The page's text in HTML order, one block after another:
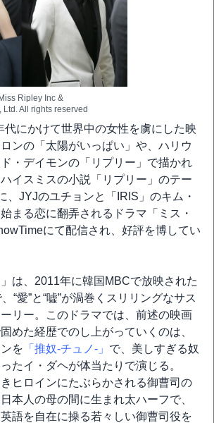
Ripley Inc &
All rights reserved
代にかけて世界中の女性を虜にした映
ンの「太陽がいっぱい」や、ハリウ
・デイモンの「リプリー」で描かれ
イスミスの小説「リプリー」のテー
、JYJのユチョンと「IRIS」のキム・
まる恋に翻弄されるドラマ「ミス・
にて配信され、好評を博してい
」は、2011年に韓国MBCで放映された
“愛”と“嘘”が渦巻くスリリングなサス
リー。このドラマでは、前述の映画
めた経歴でのし上がっていくのは、
を 「推奴-チュノ-」 で、美しすぎる奴
たイ・ダヘが体当たりで演じる。
ヒロインにたぶらかされる御曹司の
本人の母の間に生まれ太ハーフで、
語を自在に操る若々しい御曹司役を